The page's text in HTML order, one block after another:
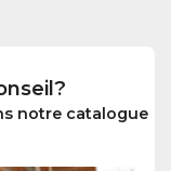
notre catalogue